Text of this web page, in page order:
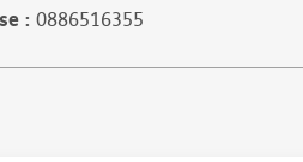
0886516355